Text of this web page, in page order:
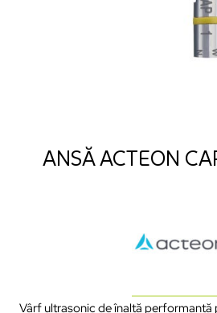
ANSĂ ACTEON
Vârf ultrasonic de înaltă